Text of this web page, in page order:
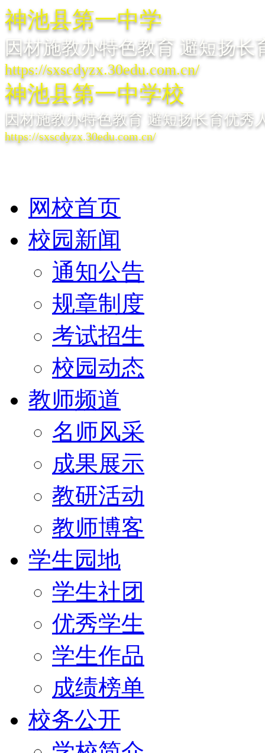
神池县第一中学
因材施教办特色教育 避短扬长
https://sxscdyzx.30edu.com.cn/
神池县第一中学校
因材施教办特色教育 避短扬长育优秀
https://sxscdyzx.30edu.com.cn/
网校首页
校园新闻
通知公告
规章制度
考试招生
校园动态
教师频道
名师风采
成果展示
教研活动
教师博客
学生园地
学生社团
优秀学生
学生作品
成绩榜单
校务公开